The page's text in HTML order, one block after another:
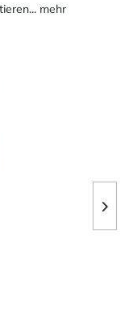
mehr